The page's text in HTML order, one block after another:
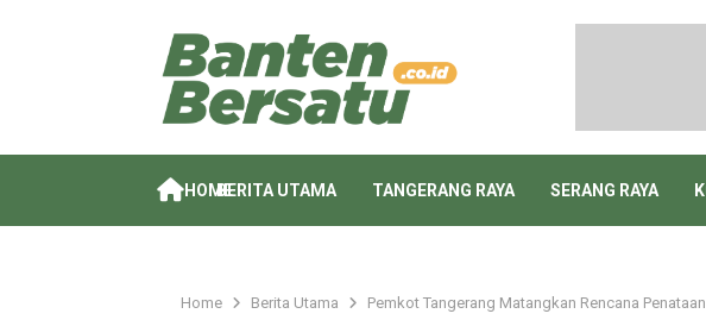
HOMEBERITA UTAMA TANGERANG RAYA SERANG RAYA
Home Berita Utama Pemkot Tangerang Matangkan Rencana